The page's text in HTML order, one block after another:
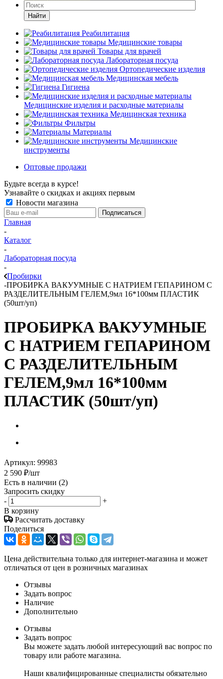
Найти
Реабилитация
Медицинские товары
Товары для врачей
Лабораторная посуда
Ортопедические изделия
Медицинская мебель
Гигиена
Медицинские изделия и расходные материалы
Медицинская техника
Фильтры
Материалы
Медицинские
инструменты
Оптовые продажи
Будьте всегда в курсе!
Узнавайте о скидках и акциях первым
Новости магазина
Главная
-
Каталог
-
Лабораторная посуда
-
Пробирки
-ПРОБИРКА ВАКУУМНЫЕ С НАТРИЕМ ГЕПАРИНОМ С
РАЗДЕЛИТЕЛЬНЫМ ГЕЛЕМ,9мл 16*100мм ПЛАСТИК
(50шт/уп)
ПРОБИРКА ВАКУУМНЫЕ
С НАТРИЕМ ГЕПАРИНОМ
С РАЗДЕЛИТЕЛЬНЫМ
ГЕЛЕМ,9мл 16*100мм
ПЛАСТИК (50шт/уп)
Артикул: 99983
2 590 ₽/шт
Есть в наличии (2)
Запросить скидку
-
+
В корзину
Рассчитать доставку
Поделиться
Цена действительна только для интернет-магазина и может
отличаться от цен в розничных магазинах
Отзывы
Задать вопрос
Наличие
Дополнительно
Отзывы
Задать вопрос
Вы можете задать любой интересующий вас вопрос по
товару или работе магазина.
Наши квалифицированные специалисты обязательно